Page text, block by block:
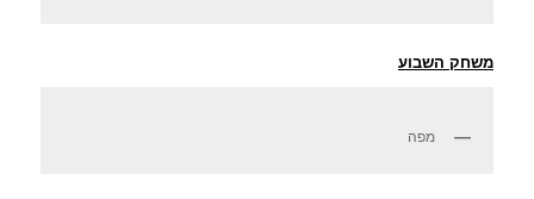
משחק השבוע
מפה